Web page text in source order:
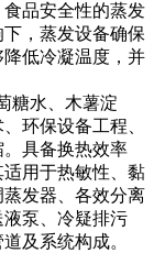
品安全性的蒸发
，蒸发设备确保
低冷凝温度，并
糖水、木薯淀
环保设备工程、
具备换热效率
用于热敏性、黏
发器、各效分离
泵、冷疑排污
及系统构成。